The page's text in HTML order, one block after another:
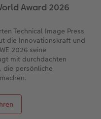
Award 2026
Technical Image Press
die Innovationskraft und
2026 seine
mit durchdachten
die persönliche